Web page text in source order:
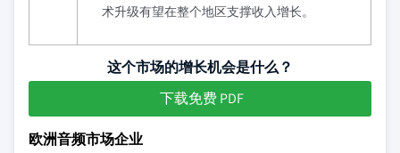
术升级有望在整个地区支撑收入增长。
这个市场的增长机会是什么？
下载免费 PDF
欧洲音频市场企业